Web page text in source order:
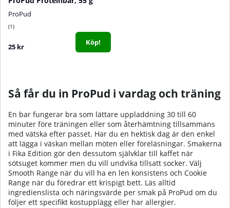
ProPud
1
25 kr Köp!
Så får du in ProPud i vardag och träning
En bar fungerar bra som lättare uppladdning 30 till 60
minuter före träningen eller som återhämtning tillsammans
med vätska efter passet. Har du en hektisk dag är den enkel
att lägga i väskan mellan möten eller föreläsningar. Smakerna
i Fika Edition gör den dessutom självklar till kaffet när
sötsuget kommer men du vill undvika tillsatt socker. Välj
Smooth Range när du vill ha en len konsistens och Cookie
Range när du föredrar ett krispigt bett. Läs alltid
ingredienslista och näringsvärde per smak på ProPud om du
följer ett specifikt kostupplägg eller har allergier.